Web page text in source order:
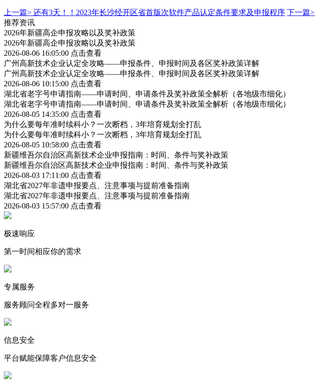
上一篇> 还有3天！！2023年长沙经开区省首版次软件产品认定条件要求及申报程序 下一篇>
推荐资讯
2026年新疆高企申报攻略以及奖补政策
2026年新疆高企申报攻略以及奖补政策
2026-08-06 16:05:00 点击查看
广州高新技术企业认定全攻略——申报条件、申报时间及各区奖补政策详解
广州高新技术企业认定全攻略——申报条件、申报时间及各区奖补政策详解
2026-08-06 10:15:00 点击查看
湖北省老字号申请指南——申请时间、申请条件及奖补政策全解析（各地级市细化）
湖北省老字号申请指南——申请时间、申请条件及奖补政策全解析（各地级市细化）
2026-08-05 14:35:00 点击查看
为什么要每年准时续科小？一次断档，3年培育规划全打乱
为什么要每年准时续科小？一次断档，3年培育规划全打乱
2026-08-05 10:58:00 点击查看
新疆维吾尔自治区高新技术企业申报指南：时间、条件与奖补政策
新疆维吾尔自治区高新技术企业申报指南：时间、条件与奖补政策
2026-08-03 17:11:00 点击查看
湖北省2027年非遗申报要点、注意事项与提前准备指南
湖北省2027年非遗申报要点、注意事项与提前准备指南
2026-08-03 15:57:00 点击查看
极速响应
第一时间相应你的需求
专属服务
服务顾问全程多对一服务
信息安全
平台赋能保障客户信息安全